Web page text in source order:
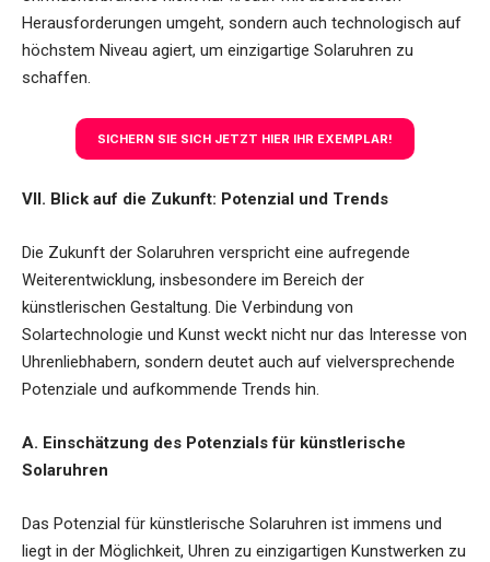
Herausforderungen umgeht, sondern auch technologisch auf
höchstem Niveau agiert, um einzigartige Solaruhren zu
schaffen.
SICHERN SIE SICH JETZT HIER IHR EXEMPLAR!
VII. Blick auf die Zukunft: Potenzial und Trends
Die Zukunft der Solaruhren verspricht eine aufregende
Weiterentwicklung, insbesondere im Bereich der
künstlerischen Gestaltung. Die Verbindung von
Solartechnologie und Kunst weckt nicht nur das Interesse von
Uhrenliebhabern, sondern deutet auch auf vielversprechende
Potenziale und aufkommende Trends hin.
A. Einschätzung des Potenzials für künstlerische
Solaruhren
Das Potenzial für künstlerische Solaruhren ist immens und
liegt in der Möglichkeit, Uhren zu einzigartigen Kunstwerken zu